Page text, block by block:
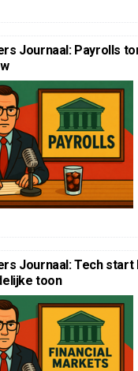
Journaal: Payrolls
Journaal: Tech
toon